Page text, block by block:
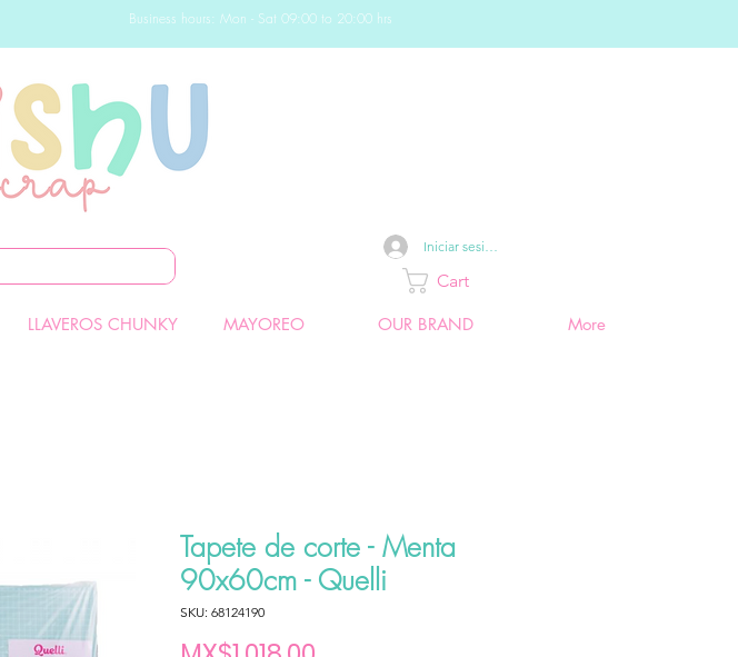
Business hours: Mon - Sat 09:00 to 20:00 hrs
Iniciar sesión
Cart
LLAVEROS CHUNKY MAYOREO OUR BRAND More
Tapete de corte - Menta
90x60cm - Quelli
SKU: 68124190